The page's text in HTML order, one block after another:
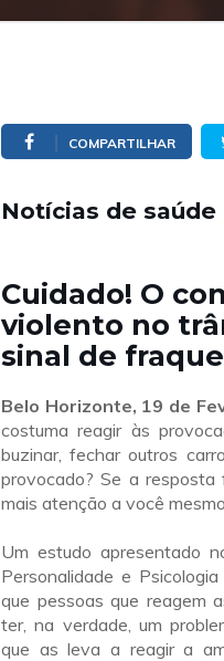
COMPARTILHAR
Notícias de saúde
Cuidado! O
violento no
sinal de
Belo Horizonte, 19 de
costuma reagir às
buzinar, fechar outros
provocado? Se a
mais atenção a você
Um estudo apresentado
Personalidade e
que pessoas que reagem
ter, na verdade, um
que as leva a reagir a